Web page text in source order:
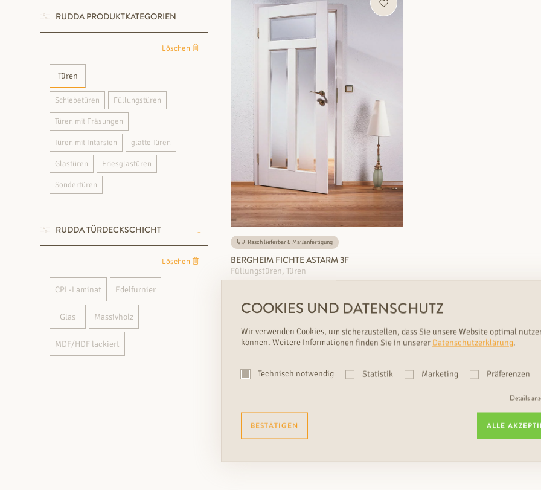
RUDDA PRODUKTKATEGORIEN
Löschen
Türen
Schiebetüren Füllungstüren
Türen mit Fräsungen
Türen mit Intarsien glatte Türen
Glastüren Friesglastüren
Sondertüren
RUDDA TÜRDECKSCHICHT
Löschen
CPL-Laminat Edelfurnier
Glas Massivholz
MDF/HDF lackiert
ZUM PRODUKT
Rasch lieferbar & Maßanfertigung
BERGHEIM FICHTE ASTARM 3F
Füllungstüren, Türen
ZUM PRODUKT
COOKIES UND DATENSCHUTZ
Wir verwenden Cookies, um sicherzustellen, dass Sie unsere Website optimal
können. Weitere Informationen finden Sie in unserer Datenschutzerklärung.
Technisch notwendig Statistik Marketing Präferenzen
Details
BESTÄTIGEN ALLE